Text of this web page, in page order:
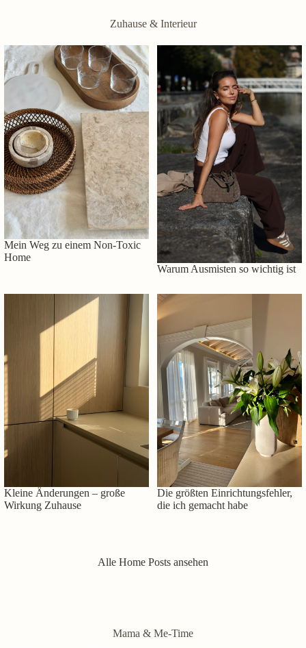
Zuhause & Interieur
Mein Weg zu einem Non-Toxic
Home
Warum Ausmisten so wichtig ist
Kleine Änderungen – große
Wirkung Zuhause
Die größten Einrichtungsfehler,
die ich gemacht habe
Alle Home Posts ansehen
Mama & Me-Time